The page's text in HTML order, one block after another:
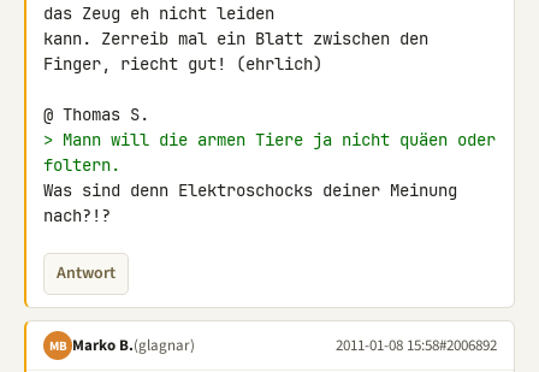
das Zeug eh nicht leiden
kann. Zerreib mal ein Blatt zwischen den
Finger, riecht gut! (ehrlich)
> Mann will die armen Tiere ja nicht quäen oder
foltern.
Was sind denn Elektroschocks deiner Meinung
nach?!?
Antwort
MB Marko B.(glagnar) 2011-01-08 15:58#2006892